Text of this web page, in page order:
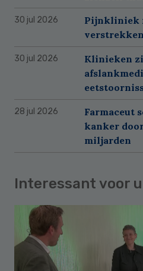
30 jul 2026
Pijnkliniek
30 jul 2026
Klinieken
28 jul 2026
Farmaceut
kanker
miljarden
Interessant voor u